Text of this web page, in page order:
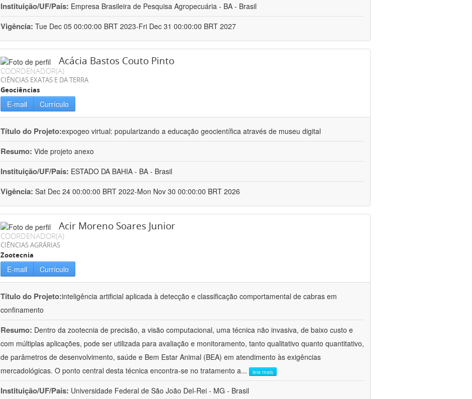
Instituição/UF/País: Empresa Brasileira de Pesquisa Agropecuária - BA - Brasil
Vigência: Tue Dec 05 00:00:00 BRT 2023-Fri Dec 31 00:00:00 BRT 2027
Acácia Bastos Couto Pinto
COORDENADOR(A)
CIÊNCIAS EXATAS E DA TERRA
Geociências
E-mail Currículo
Título do Projeto:expogeo virtual: popularizando a educação geocientífica através de museu digital
Resumo: Vide projeto anexo
Instituição/UF/País: ESTADO DA BAHIA - BA - Brasil
Vigência: Sat Dec 24 00:00:00 BRT 2022-Mon Nov 30 00:00:00 BRT 2026
Acir Moreno Soares Junior
COORDENADOR(A)
CIÊNCIAS AGRÁRIAS
Zootecnia
E-mail Currículo
Título do Projeto:inteligência artificial aplicada à detecção e classificação comportamental de cabras em
confinamento
Resumo: Dentro da zootecnia de precisão, a visão computacional, uma técnica não invasiva, de baixo custo e
com múltiplas aplicações, pode ser utilizada para avaliação e monitoramento, tanto qualitativo quanto quantitativo,
de parâmetros de desenvolvimento, saúde e Bem Estar Animal (BEA) em atendimento às exigências
mercadológicas. O ponto central desta técnica encontra-se no tratamento a... leia mais
Instituição/UF/País: Universidade Federal de São João Del-Rei - MG - Brasil